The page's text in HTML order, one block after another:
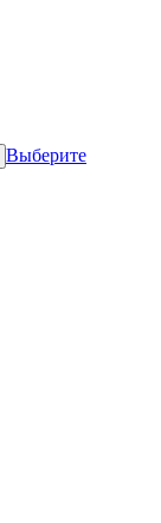
Выберите